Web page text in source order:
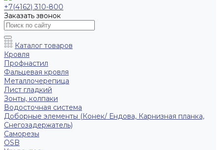
+7(4162) 310-800
Заказать звонок
Каталог товаров
Кровля
Профнастил
Фальцевая кровля
Металлочерепица
Лист гладкий
Зонты, колпаки
Водосточная система
Доборные элементы (Конек/ Ендова, Карнизная планка,
Снегозадержатель)
Саморезы
ОSB